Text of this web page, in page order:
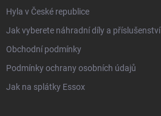
Hyla v České republice
Jak vyberete náhradní díly a příslušenství
Obchodní podmínky
Podmínky ochrany osobních údajů
Jak na splátky Essox